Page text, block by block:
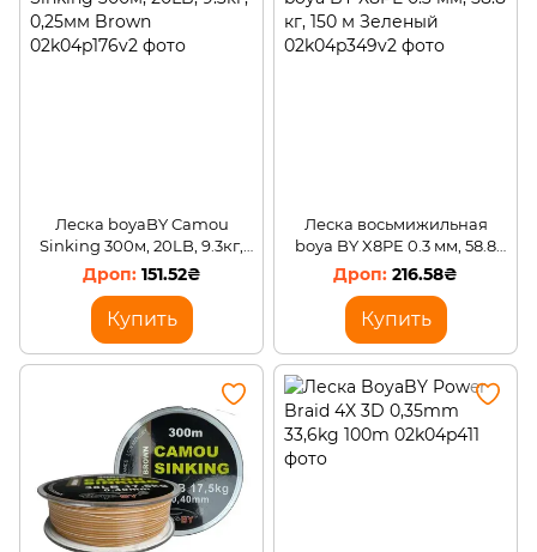
Леска boyaBY Camou
Sinking 300м, 20LB, 9.3кг,
0,25мм Brown
151.52₴
Купить
Леска восьмижильная
boya BY X8PE 0.3 мм, 58.8
кг, 150 м Зеленый
216.58₴
Купить